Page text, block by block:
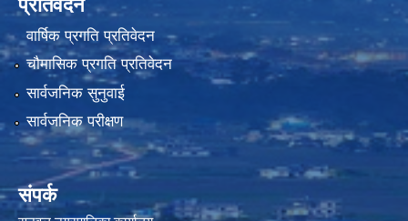
प्रतिवेदन
वार्षिक प्रगति प्रतिवेदन
चौमासिक प्रगति प्रतिवेदन
सार्वजनिक सुनुवाई
सार्वजनिक परीक्षण
संपर्क